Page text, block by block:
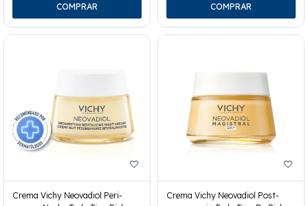
Crema Vichy Neovadiol Peri-
Crema Vichy Neovadiol Post-